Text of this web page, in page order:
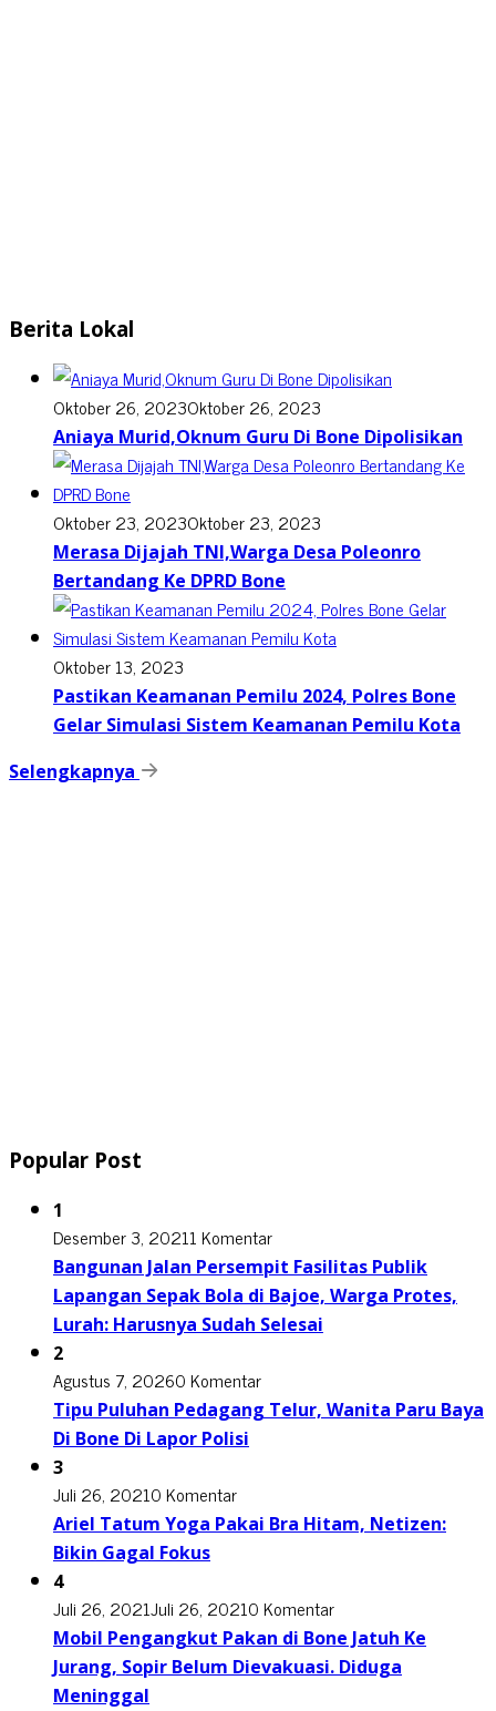
Berita Lokal
Oktober 26, 2023Oktober 26, 2023
Aniaya Murid,Oknum Guru Di Bone Dipolisikan
Oktober 23, 2023Oktober 23, 2023
Merasa Dijajah TNI,Warga Desa Poleonro
Bertandang Ke DPRD Bone
Oktober 13, 2023
Pastikan Keamanan Pemilu 2024, Polres Bone
Gelar Simulasi Sistem Keamanan Pemilu Kota
Selengkapnya
Popular Post
1
Desember 3, 20211 Komentar
Bangunan Jalan Persempit Fasilitas Publik
Lapangan Sepak Bola di Bajoe, Warga Protes,
Lurah: Harusnya Sudah Selesai
2
Agustus 7, 20260 Komentar
Tipu Puluhan Pedagang Telur, Wanita Paru Baya
Di Bone Di Lapor Polisi
3
Juli 26, 20210 Komentar
Ariel Tatum Yoga Pakai Bra Hitam, Netizen:
Bikin Gagal Fokus
4
Juli 26, 2021Juli 26, 20210 Komentar
Mobil Pengangkut Pakan di Bone Jatuh Ke
Jurang, Sopir Belum Dievakuasi. Diduga
Meninggal